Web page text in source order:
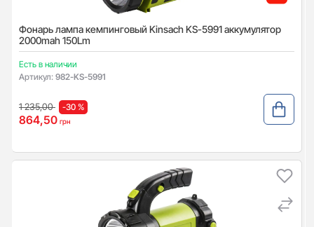
Фонарь лампа кемпинговый Kinsach KS-5991 аккумулятор
2000mah 150Lm
Есть в наличии
Артикул: 982-KS-5991
1 235,00 -30 %
864,50 грн